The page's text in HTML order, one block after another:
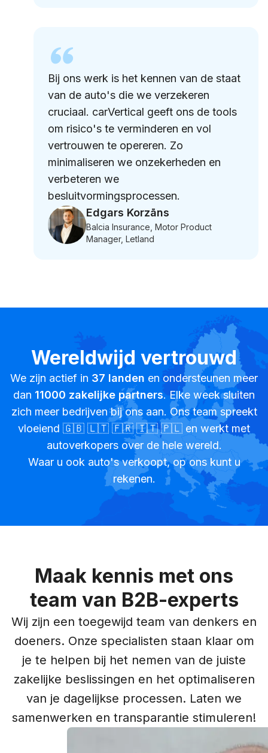
Bij ons werk is het kennen van de staat
van de auto's die we verzekeren
cruciaal. carVertical geeft ons de tools
om risico's te verminderen en vol
vertrouwen te opereren. Zo
minimaliseren we onzekerheden en
verbeteren we
besluitvormingsprocessen.
Edgars Korzāns
Balcia Insurance, Motor Product
Manager, Letland
Wereldwijd vertrouwd
We zijn actief in 37 landen en ondersteunen meer
dan 11000 zakelijke partners. Elke week sluiten
zich meer bedrijven bij ons aan. Ons team spreekt
vloeiend 🇬🇧 🇱🇹 🇫🇷 🇮🇹 🇵🇱 en werkt met
autoverkopers over de hele wereld.
Waar u ook auto's verkoopt, op ons kunt u
rekenen.
Maak kennis met ons
team van B2B-experts
Wij zijn een toegewijd team van denkers en
doeners. Onze specialisten staan klaar om
je te helpen bij het nemen van de juiste
zakelijke beslissingen en het optimaliseren
van je dagelijkse processen. Laten we
samenwerken en transparantie stimuleren!